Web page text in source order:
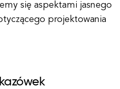
się aspektami jasnego
projektowania